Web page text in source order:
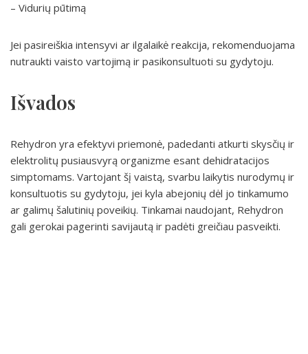
– Vidurių pūtimą
Jei pasireiškia intensyvi ar ilgalaikė reakcija, rekomenduojama
nutraukti vaisto vartojimą ir pasikonsultuoti su gydytoju.
Išvados
Rehydron yra efektyvi priemonė, padedanti atkurti skysčių ir
elektrolitų pusiausvyrą organizme esant dehidratacijos
simptomams. Vartojant šį vaistą, svarbu laikytis nurodymų ir
konsultuotis su gydytoju, jei kyla abejonių dėl jo tinkamumo
ar galimų šalutinių poveikių. Tinkamai naudojant, Rehydron
gali gerokai pagerinti savijautą ir padėti greičiau pasveikti.